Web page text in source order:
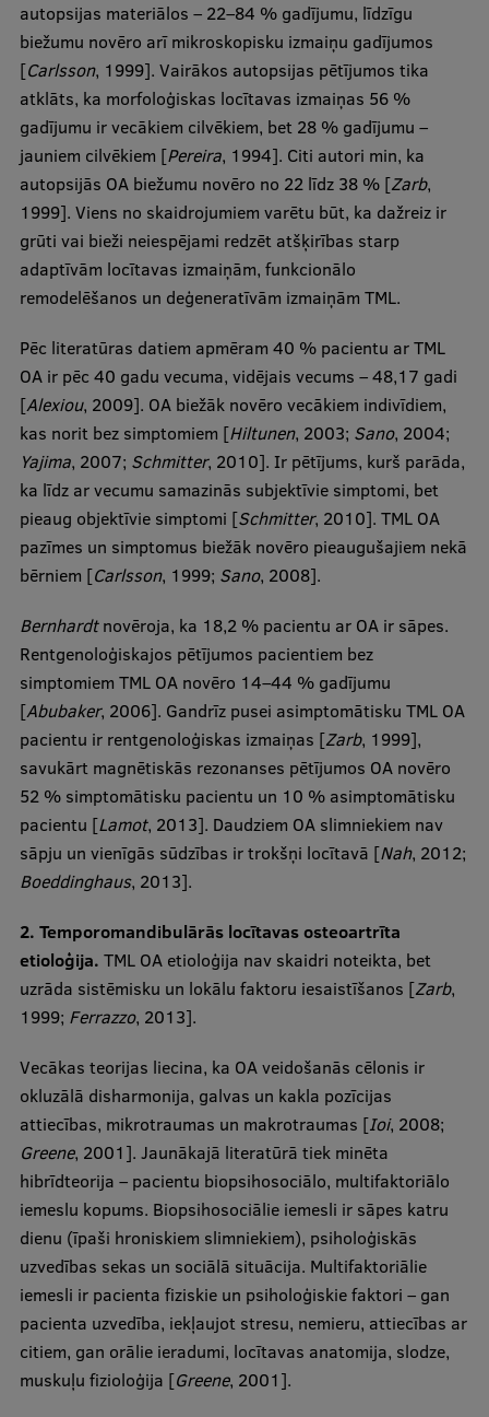
autopsijas materiālos – 22–84 % gadījumu, līdzīgu
biežumu novēro arī mikroskopisku izmaiņu gadījumos
[Carlsson, 1999]. Vairākos autopsijas pētījumos tika
atklāts, ka morfoloģiskas locītavas izmaiņas 56 %
gadījumu ir vecākiem cilvēkiem, bet 28 % gadījumu –
jauniem cilvēkiem [Pereira, 1994]. Citi autori min, ka
autopsijās OA biežumu novēro no 22 līdz 38 % [Zarb,
1999]. Viens no skaidrojumiem varētu būt, ka dažreiz ir
grūti vai bieži neiespējami redzēt atšķirības starp
adaptīvām locītavas izmaiņām, funkcionālo
remodelēšanos un deģeneratīvām izmaiņām TML.
Pēc literatūras datiem apmēram 40 % pacientu ar TML
OA ir pēc 40 gadu vecuma, vidējais vecums – 48,17 gadi
[Alexiou, 2009]. OA biežāk novēro vecākiem indivīdiem,
kas norit bez simptomiem [Hiltunen, 2003; Sano, 2004;
Yajima, 2007; Schmitter, 2010]. Ir pētījums, kurš parāda,
ka līdz ar vecumu samazinās subjektīvie simptomi, bet
pieaug objektīvie simptomi [Schmitter, 2010]. TML OA
pazīmes un simptomus biežāk novēro pieaugušajiem nekā
bērniem [Carlsson, 1999; Sano, 2008].
Bernhardtnovēroja, ka 18,2 % pacientu ar OA ir sāpes.
Rentgenoloģiskajos pētījumos pacientiem bez
simptomiem TML OA novēro 14–44 % gadījumu
[Abubaker, 2006]. Gandrīz pusei asimptomātisku TML OA
pacientu ir rentgenoloģiskas izmaiņas [Zarb, 1999],
savukārt magnētiskās rezonanses pētījumos OA novēro
52 % simptomātisku pacientu un 10 % asimptomātisku
pacientu [Lamot, 2013]. Daudziem OA slimniekiem nav
sāpju un vienīgās sūdzības ir trokšņi locītavā [Nah, 2012;
Boeddinghaus, 2013].
2. Temporomandibulārās locītavas osteoartrīta
etioloģija. TML OA etioloģija nav skaidri noteikta, bet
uzrāda sistēmisku un lokālu faktoru iesaistīšanos [Zarb,
1999; Ferrazzo, 2013].
Vecākas teorijas liecina, ka OA veidošanās cēlonis ir
okluzālā disharmonija, galvas un kakla pozīcijas
attiecības, mikrotraumas un makrotraumas [Ioi, 2008;
Greene, 2001]. Jaunākajā literatūrā tiek minēta
hibrīdteorija – pacientu biopsihosociālo, multifaktoriālo
iemeslu kopums. Biopsihosociālie iemesli ir sāpes katru
dienu (īpaši hroniskiem slimniekiem), psiholoģiskās
uzvedības sekas un sociālā situācija. Multifaktoriālie
iemesli ir pacienta fiziskie un psiholoģiskie faktori – gan
pacienta uzvedība, iekļaujot stresu, nemieru, attiecības ar
citiem, gan orālie ieradumi, locītavas anatomija, slodze,
muskuļu fizioloģija [Greene, 2001].